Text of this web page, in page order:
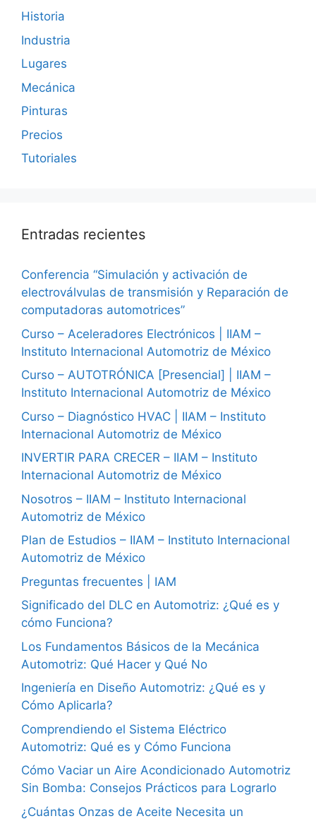
Historia
Industria
Lugares
Mecánica
Pinturas
Precios
Tutoriales
Entradas recientes
Conferencia “Simulación y activación de
electroválvulas de transmisión y Reparación de
computadoras automotrices”
Curso – Aceleradores Electrónicos | IIAM –
Instituto Internacional Automotriz de México
Curso – AUTOTRÓNICA [Presencial] | IIAM –
Instituto Internacional Automotriz de México
Curso – Diagnóstico HVAC | IIAM – Instituto
Internacional Automotriz de México
INVERTIR PARA CRECER – IIAM – Instituto
Internacional Automotriz de México
Nosotros – IIAM – Instituto Internacional
Automotriz de México
Plan de Estudios – IIAM – Instituto Internacional
Automotriz de México
Preguntas frecuentes | IAM
Significado del DLC en Automotriz: ¿Qué es y
cómo Funciona?
Los Fundamentos Básicos de la Mecánica
Automotriz: Qué Hacer y Qué No
Ingeniería en Diseño Automotriz: ¿Qué es y
Cómo Aplicarla?
Comprendiendo el Sistema Eléctrico
Automotriz: Qué es y Cómo Funciona
Cómo Vaciar un Aire Acondicionado Automotriz
Sin Bomba: Consejos Prácticos para Lograrlo
¿Cuántas Onzas de Aceite Necesita un